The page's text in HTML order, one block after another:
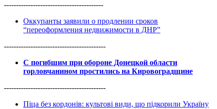
-----------------------------------------
Оккупанты заявили о продлении сроков
“переоформления недвижимости в ДНР”
------------------------------------------
С погибшим при обороне Донецкой области
горловчанином простились на Кировоградщине
------------------------------------------
Піца без кордонів: культові види, що підкорили Україну